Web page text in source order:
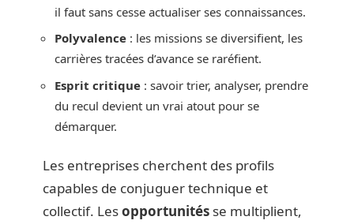
il faut sans cesse actualiser ses connaissances.
Polyvalence : les missions se diversifient, les
carrières tracées d’avance se raréfient.
Esprit critique : savoir trier, analyser, prendre
du recul devient un vrai atout pour se
démarquer.
Les entreprises cherchent des profils
capables de conjuguer technique et
collectif. Lesopportunités se multiplient,